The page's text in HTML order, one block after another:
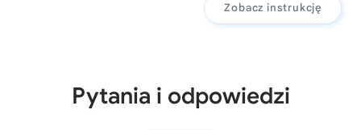
Zobacz instrukcję
Pytania i odpowiedzi